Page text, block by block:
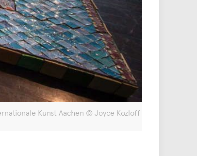
Kunst Aachen © Joyce Kozloff